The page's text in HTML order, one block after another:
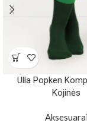
Ulla Popken
Kojinės
Aksesuarai